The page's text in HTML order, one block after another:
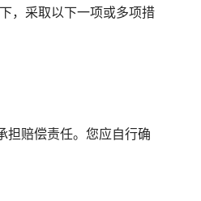
，采取以下一项或多项措
担赔偿责任。您应自行确